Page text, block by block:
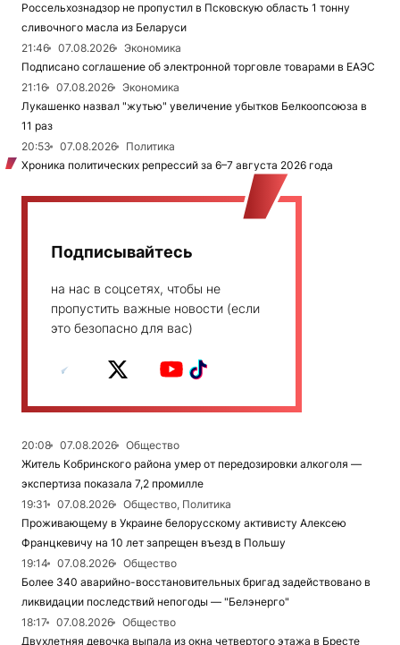
Россельхознадзор не пропустил в Псковскую область 1 тонну
сливочного масла из Беларуси
21:46
07.08.2026
Экономика
Подписано соглашение об электронной торговле товарами в ЕАЭС
21:16
07.08.2026
Экономика
Лукашенко назвал "жутью" увеличение убытков Белкоопсоюза в
11 раз
20:53
07.08.2026
Политика
Хроника политических репрессий за 6–7 августа 2026 года
Подписывайтесь
на нас в соцсетях, чтобы не
пропустить важные новости (если
это безопасно для вас)
20:08 07.08.2026
Общество
Житель Кобринского района умер от передозировки алкоголя —
экспертиза показала 7,2 промилле
19:31
07.08.2026
Общество, Политика
Проживающему в Украине белорусскому активисту Алексею
Францкевичу на 10 лет запрещен въезд в Польшу
19:14
07.08.2026
Общество
Более 340 аварийно-восстановительных бригад задействовано в
ликвидации последствий непогоды — "Белэнерго"
18:17
07.08.2026
Общество
Двухлетняя девочка выпала из окна четвертого этажа в Бресте